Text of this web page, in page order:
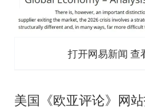
打开网易新闻 查
美国《欧亚评论》网